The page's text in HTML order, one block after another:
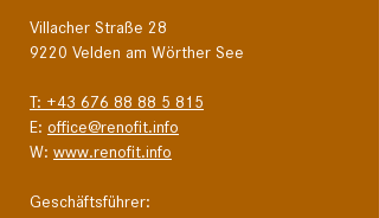
Villacher Straße 28
9220 Velden am Wörther See
T: +43 676 88 88 5 815
E: office@renofit.info
W: www.renofit.info
Geschäftsführer: